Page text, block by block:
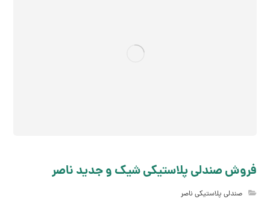
فروش صندلی پلاستیکی شیک و جدید ناصر
صندلی پلاستیکی ناصر